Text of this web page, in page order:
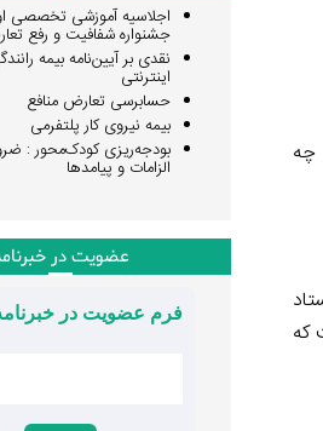
چه
کار و رفاه اجتماعی بود که شامل ۱۴ ستاد
که
اجلاسیه آموزشی تخصصی
جشنواره شفافیت و رفع
نقدی بر آیین‌نامه بیمه
اینترنتی
حسابرسی تعارض منافع
بیمه نیروی کار پلتفرمی
بودجه‌ریزی کودک‌محور :
الزامات و پیامدها
عضویت در
فرم عضویت در